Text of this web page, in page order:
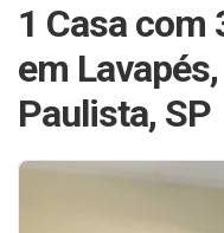
1 Casa com
em
Paulista, SP